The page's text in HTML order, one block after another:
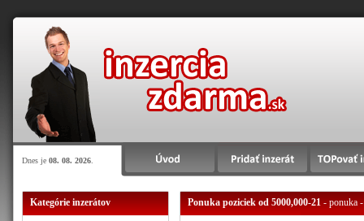
Dnes je 08. 08. 2026
Kategórie inzerátov Ponuka poziciek od 5000,000-21- ponuka